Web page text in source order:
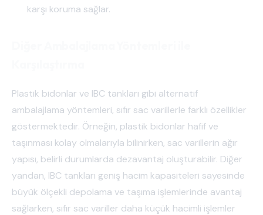
karşı koruma sağlar.
Plastik bidonlar ve IBC tankları gibi alternatif
ambalajlama yöntemleri, sıfır sac varillerle farklı özellikler
göstermektedir. Örneğin, plastik bidonlar hafif ve
taşınması kolay olmalarıyla bilinirken, sac varillerin ağır
yapısı, belirli durumlarda dezavantaj oluşturabilir. Diğer
yandan, IBC tankları geniş hacim kapasiteleri sayesinde
büyük ölçekli depolama ve taşıma işlemlerinde avantaj
sağlarken, sıfır sac variller daha küçük hacimli işlemler